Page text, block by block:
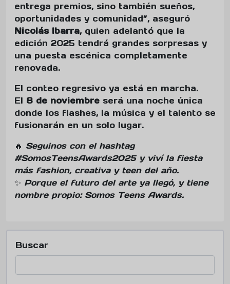
entrega premios, sino también sueños,
oportunidades y comunidad”, aseguró
Nicolás Ibarra, quien adelantó que la
edición 2025 tendrá grandes sorpresas y
una puesta escénica completamente
renovada.
El conteo regresivo ya está en marcha.
El 8 de noviembre será una noche única
donde los flashes, la música y el talento se
fusionarán en un solo lugar.
🔥 Seguinos con el hashtag
#SomosTeensAwards2025 y viví la fiesta
más fashion, creativa y teen del año.
✨ Porque el futuro del arte ya llegó, y tiene
nombre propio: Somos Teens Awards.
Buscar